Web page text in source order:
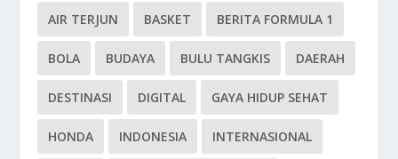
AIR TERJUN BASKET BERITA FORMULA 1
BOLA BUDAYA BULU TANGKIS DAERAH
DESTINASI DIGITAL GAYA HIDUP SEHAT
HONDA INDONESIA INTERNASIONAL